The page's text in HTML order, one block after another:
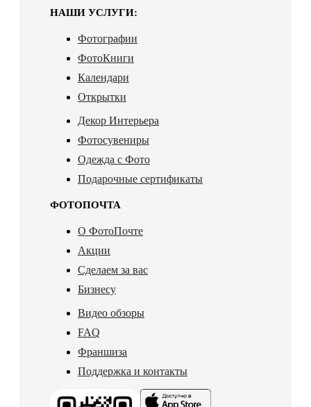
НАШИ УСЛУГИ:
Фотографии
ФотоКниги
Календари
Открытки
Декор Интерьера
Фотосувениры
Одежда с Фото
Подарочные сертификаты
ФОТОПОЧТА
О ФотоПочте
Акции
Сделаем за вас
Бизнесу
Видео обзоры
FAQ
Франшиза
Поддержка и контакты